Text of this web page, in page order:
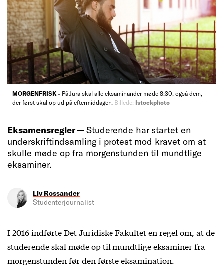
MORGENFRISK - På Jura skal alle eksaminander møde 8:30, også dem,
der først skal op ud på eftermiddagen. Billede: Istockphoto
Eksamensregler —Studerende har startet en
underskriftindsamling i protest mod kravet om at
skulle møde op fra morgenstunden til mundtlige
eksaminer.
Liv Rossander
Studenterjournalist
I 2016 indførte Det Juridiske Fakultet en regel om, at de
studerende skal møde op til mundtlige eksaminer fra
morgenstunden før den første eksamination.